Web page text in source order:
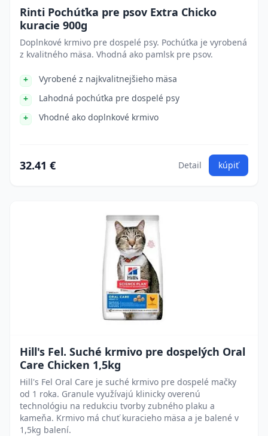
Rinti Pochúťka pre psov Extra Chicko
kuracie 900g
Doplnkové krmivo pre dospelé psy. Pochúťka je vyrobená
z kvalitného mäsa. Vhodná ako pamlsk pre psov.
Vyrobené z najkvalitnejšieho mäsa
Lahodná pochúťka pre dospelé psy
Vhodné ako doplnkové krmivo
32.41 € Detail kúpiť
Hill's Fel. Suché krmivo pre dospelých Oral
Care Chicken 1,5kg
Hill's Fel Oral Care je suché krmivo pre dospelé mačky
od 1 roka. Granule využívajú klinicky overenú
technológiu na redukciu tvorby zubného plaku a
kameňa. Krmivo má chuť kuracieho mäsa a je balené v
1,5kg balení.